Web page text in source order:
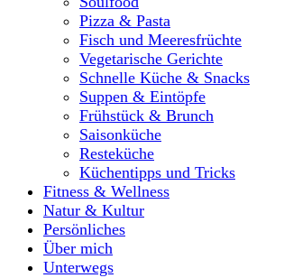
Pizza & Pasta
Fisch und Meeresfrüchte
Vegetarische Gerichte
Schnelle Küche & Snacks
Suppen & Eintöpfe
Frühstück & Brunch
Saisonküche
Resteküche
Küchentipps und Tricks
Fitness & Wellness
Natur & Kultur
Persönliches
Über mich
Unterwegs